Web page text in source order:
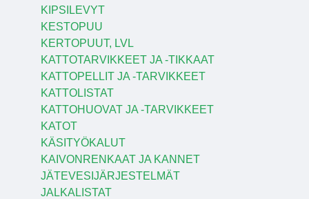
KIPSILEVYT
KESTOPUU
KERTOPUUT, LVL
KATTOTARVIKKEET JA -TIKKAAT
KATTOPELLIT JA -TARVIKKEET
KATTOLISTAT
KATTOHUOVAT JA -TARVIKKEET
KATOT
KÄSITYÖKALUT
KAIVONRENKAAT JA KANNET
JÄTEVESIJÄRJESTELMÄT
JALKALISTAT